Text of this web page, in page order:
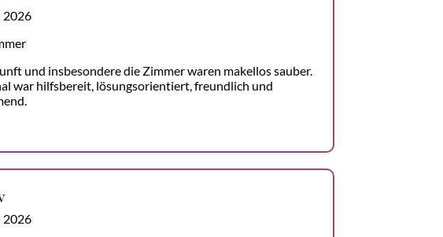
2026
und insbesondere die Zimmer waren makellos sauber.
war hilfsbereit, lösungsorientiert, freundlich und
2026